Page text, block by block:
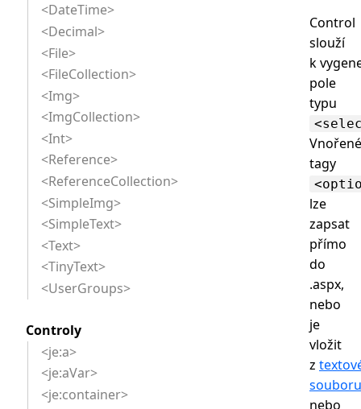
Control
slouží
k
pole
typu
Vnořené
tagy
lze
zapsat
přímo
do
.aspx,
nebo
je
vložit
z
souboru
nebo
<DateTime>
<Decimal>
<File>
<FileCollection>
<Img>
<ImgCollection>
<Int>
<Reference>
<ReferenceCollection>
<SimpleImg>
<SimpleText>
<Text>
<TinyText>
<UserGroups>
Controly
<je:a>
<je:aVar>
<je:container>